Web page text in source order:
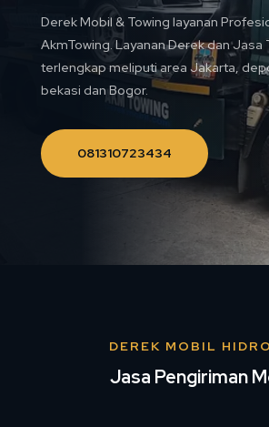
Derek Mobil & Towing layanan
AkmTowing. Layanan Derek dan Jasa
terlengkap meliputi area Jakarta,
bekasi dan Bogor.
081310723434
DEREK MOBIL
Jasa Pengiriman